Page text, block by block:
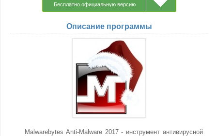
Бесплатно официальную версию
Описание программы
Malwarebytes Anti-Malware 2017 - инструмент антивирусной